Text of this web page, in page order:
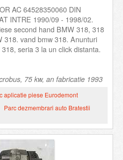
AC 64528350060 DIN
INTRE 1990/09 - 1998/02.
second hand BMW 318, 318
318. vand bmw 318. Anunturi
seria 3 la un click distanta.
75 kw, an fabricatie 1993
aplicatie piese Eurodemont
Parc dezmembrari auto Bratestii